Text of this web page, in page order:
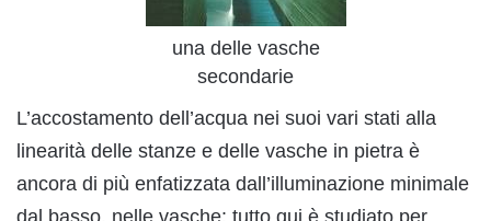
una delle vasche
secondarie
L’accostamento dell’acqua nei suoi vari stati alla
linearità delle stanze e delle vasche in pietra è
ancora di più enfatizzata dall’illuminazione minimale
dal basso, nelle vasche: tutto qui è studiato per